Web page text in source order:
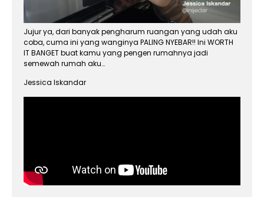
Jujur ya, dari banyak pengharum ruangan yang udah aku
coba, cuma ini yang wanginya PALING NYEBAR!! Ini WORTH
IT BANGET buat kamu yang pengen rumahnya jadi
semewah rumah aku…
Jessica Iskandar